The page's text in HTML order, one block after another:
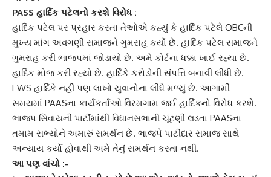
PASS હાર્દિક પટેલનો કરશે વિરોધ :
હાર્દિક પટેલ પર પ્રહાર કરતા તેઓએ કહ્યું કે હાર્દિક પટેલે OBCની
મુખ્ય માંગ અવગણી સમાજને ગુમરાહ કર્યો છે. હાર્દિક પટેલ સમાજને
ગુમરાહ કરી ભાજપમાં જોડાયો છે. અમે કોર્ટના ધક્કા ખાઈ રહ્યા છે.
હાર્દિક મોજ કરી રહ્યો છે. હાર્દિકે કરોડોની સંપત્તિ બનાવી લીધી છે.
EWS હાર્દિકે નહીં પણ લાખો યુવાનોના લીધે મળ્યું છે. આગામી
સમયમાં PAASના કાર્યકર્તાઓ વિરમગામ જઈ હાર્દિકનો વિરોધ કરશે.
ભાજપ સિવાયની પાર્ટીમાંથી વિધાનસભાની ચૂંટણી લડતા PAASના
તમામ સભ્યોને અમારું સમર્થન છે. ભાજપે પાટીદાર સમાજ સાથે
અન્યાય કર્યો હોવાથી અમે તેનું સમર્થન કરતા નથી.
આ પણ વાંચો :-